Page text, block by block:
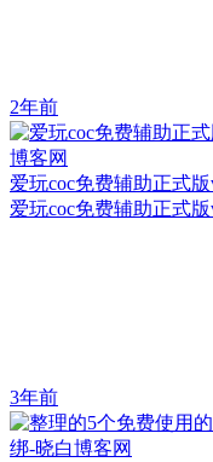
2年前
爱玩coc免费辅助正式
爱玩coc免费辅助正式
3年前